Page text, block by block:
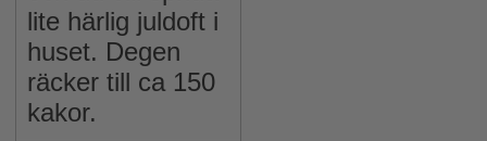
lite härlig juldoft i
huset. Degen
räcker till ca 150
kakor.